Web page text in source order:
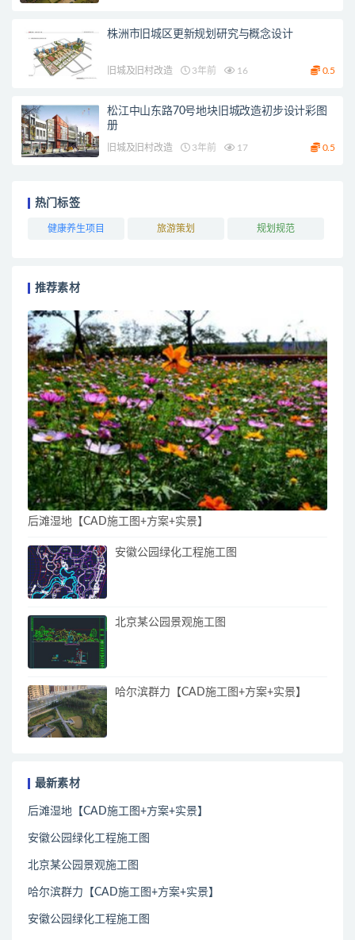
株洲市旧城区更新规划研究与概念设计
旧城及旧村改造 3年前 16 0.5
松江中山东路70号地块旧城改造初步设计彩图
册
旧城及旧村改造 3年前 17 0.5
热门标签
健康养生项目 旅游策划 规划规范
推荐素材
后滩湿地【CAD施工图+方案+实景】
安徽公园绿化工程施工图
北京某公园景观施工图
哈尔滨群力【CAD施工图+方案+实景】
最新素材
后滩湿地【CAD施工图+方案+实景】
安徽公园绿化工程施工图
北京某公园景观施工图
哈尔滨群力【CAD施工图+方案+实景】
安徽公园绿化工程施工图